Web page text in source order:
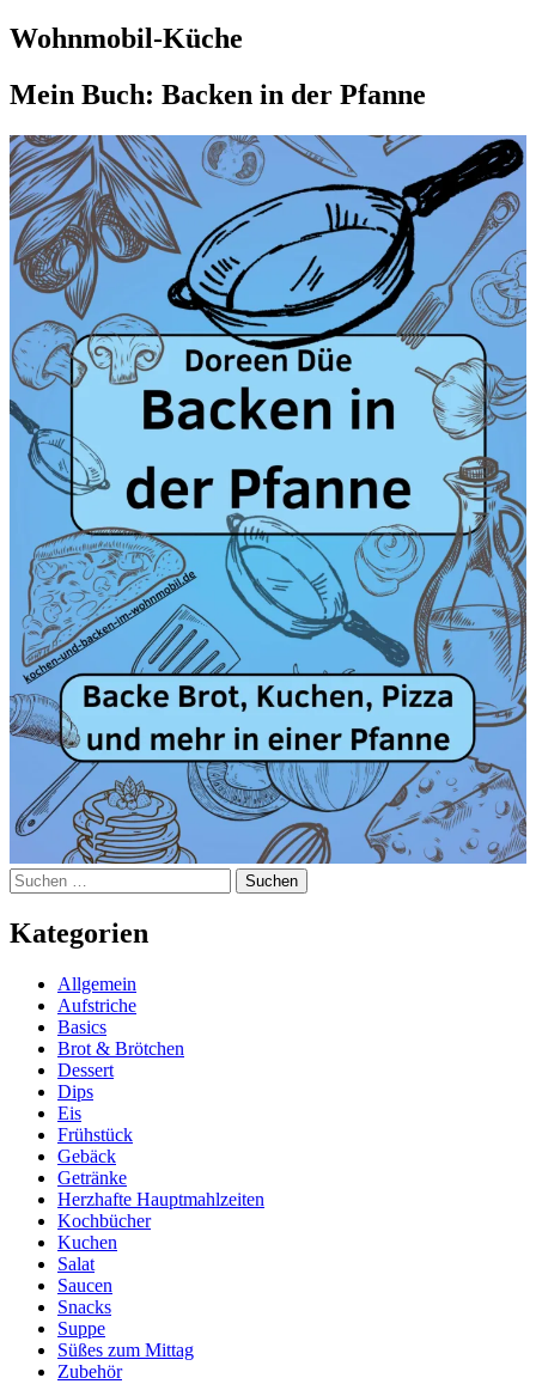
Wohnmobil-Küche
Mein Buch: Backen in der Pfanne
Suchen
nach:
Kategorien
Allgemein
Aufstriche
Basics
Brot & Brötchen
Dessert
Dips
Eis
Frühstück
Gebäck
Getränke
Herzhafte Hauptmahlzeiten
Kochbücher
Kuchen
Salat
Saucen
Snacks
Suppe
Süßes zum Mittag
Zubehör